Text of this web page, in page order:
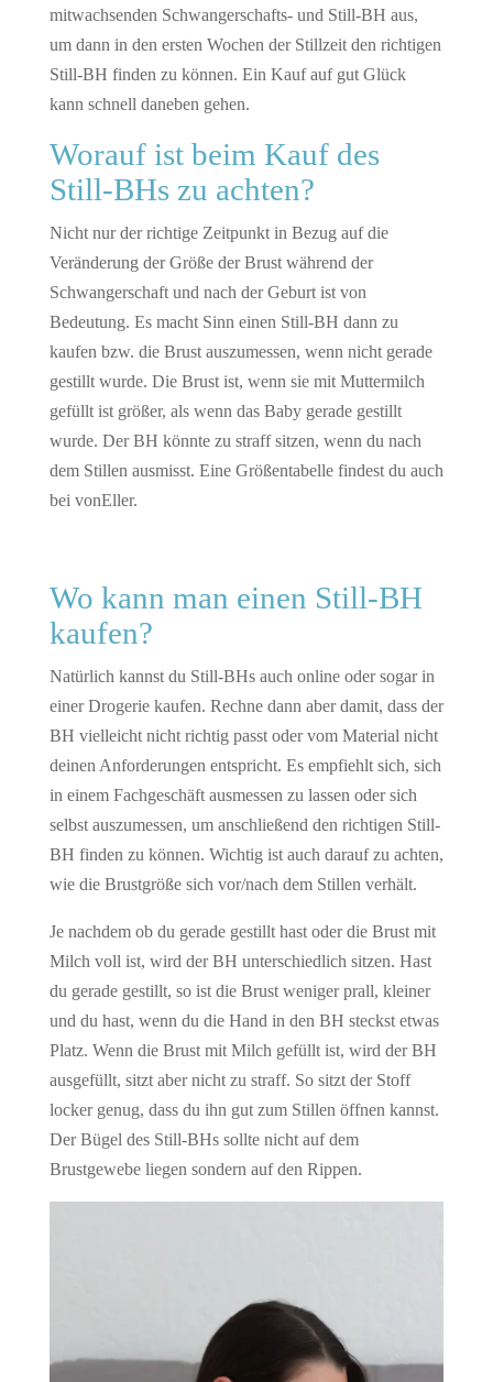
mitwachsenden Schwangerschafts- und Still-BH aus,
um dann in den ersten Wochen der Stillzeit den richtigen
Still-BH finden zu können. Ein Kauf auf gut Glück
kann schnell daneben gehen.
Worauf ist beim Kauf des
Still-BHs zu achten?
Nicht nur der richtige Zeitpunkt in Bezug auf die
Veränderung der Größe der Brust während der
Schwangerschaft und nach der Geburt ist von
Bedeutung. Es macht Sinn einen Still-BH dann zu
kaufen bzw. die Brust auszumessen, wenn nicht gerade
gestillt wurde. Die Brust ist, wenn sie mit Muttermilch
gefüllt ist größer, als wenn das Baby gerade gestillt
wurde. Der BH könnte zu straff sitzen, wenn du nach
dem Stillen ausmisst. Eine Größentabelle findest du auch
bei vonEller.
Wo kann man einen Still-BH
kaufen?
Natürlich kannst du Still-BHs auch online oder sogar in
einer Drogerie kaufen. Rechne dann aber damit, dass der
BH vielleicht nicht richtig passt oder vom Material nicht
deinen Anforderungen entspricht. Es empfiehlt sich, sich
in einem Fachgeschäft ausmessen zu lassen oder sich
selbst auszumessen, um anschließend den richtigen Still-
BH finden zu können. Wichtig ist auch darauf zu achten,
wie die Brustgröße sich vor/nach dem Stillen verhält.
Je nachdem ob du gerade gestillt hast oder die Brust mit
Milch voll ist, wird der BH unterschiedlich sitzen. Hast
du gerade gestillt, so ist die Brust weniger prall, kleiner
und du hast, wenn du die Hand in den BH steckst etwas
Platz. Wenn die Brust mit Milch gefüllt ist, wird der BH
ausgefüllt, sitzt aber nicht zu straff. So sitzt der Stoff
locker genug, dass du ihn gut zum Stillen öffnen kannst.
Der Bügel des Still-BHs sollte nicht auf dem
Brustgewebe liegen sondern auf den Rippen.